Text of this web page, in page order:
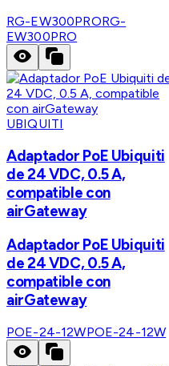
RG-EW300PRORG-
EW300PRO
UBIQUITI
Adaptador PoE Ubiquiti
de 24 VDC, 0.5 A,
compatible con
airGateway
Adaptador PoE Ubiquiti
de 24 VDC, 0.5 A,
compatible con
airGateway
POE-24-12WPOE-24-12W